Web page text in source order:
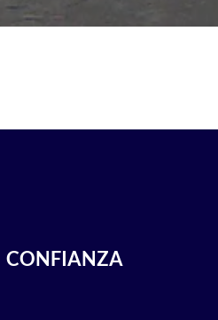
CONFIANZA